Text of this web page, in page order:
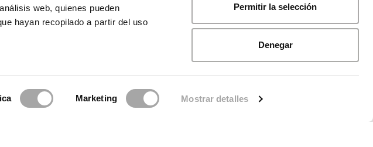
web, quienes pueden
hayan recopilado a partir del uso
Marketing Mostrar detalles
Permitir la selección
Denegar